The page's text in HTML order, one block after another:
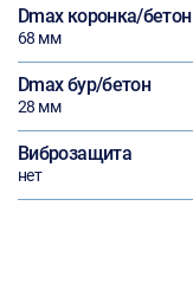
Dmax коронка/бетон
68 мм
Dmax бур/бетон
28 мм
Виброзащита
нет